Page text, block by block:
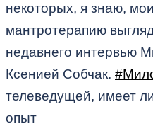
некоторых, я знаю,
мантротерапию
недавнего интервью
Ксенией Собчак.
телеведущей, имеет
опыт